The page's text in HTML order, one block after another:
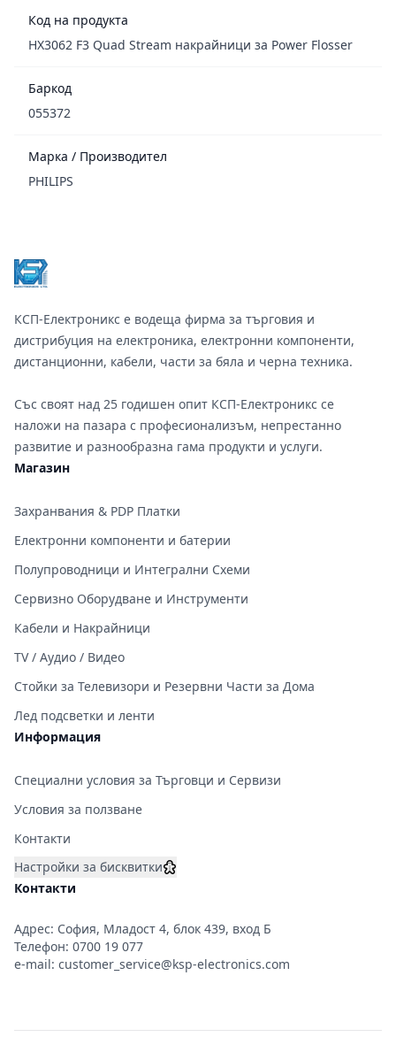
Код на продукта
HX3062 F3 Quad Stream накрайници за Power Flosser
Баркод
055372
Марка / Производител
PHILIPS
КСП-Електроникс е водеща фирма за търговия и
дистрибуция на електроника, електронни компоненти,
дистанционни, кабели, части за бяла и черна техника.
Със своят над 25 годишен опит КСП-Електроникс се
наложи на пазара с професионализъм, непрестанно
развитие и разнообразна гама продукти и услуги.
Магазин
Захранвания & PDP Платки
Електронни компоненти и батерии
Полупроводници и Интегрални Схеми
Сервизно Оборудване и Инструменти
Кабели и Накрайници
TV / Аудио / Видео
Стойки за Телевизори и Резервни Части за Дома
Лед подсветки и ленти
Информация
Специални условия за Търговци и Сервизи
Условия за ползване
Контакти
Настройки за бисквитки
Контакти
Адрес: София, Младост 4, блок 439, вход Б
Телефон: 0700 19 077
e-mail: customer_service@ksp-electronics.com